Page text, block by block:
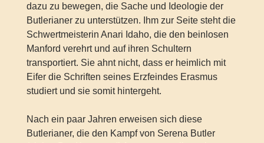
dazu zu bewegen, die Sache und Ideologie der
Butlerianer zu unterstützen. Ihm zur Seite steht die
Schwertmeisterin Anari Idaho, die den beinlosen
Manford verehrt und auf ihren Schultern
transportiert. Sie ahnt nicht, dass er heimlich mit
Eifer die Schriften seines Erzfeindes Erasmus
studiert und sie somit hintergeht.
Nach ein paar Jahren erweisen sich diese
Butlerianer, die den Kampf von Serena Butler